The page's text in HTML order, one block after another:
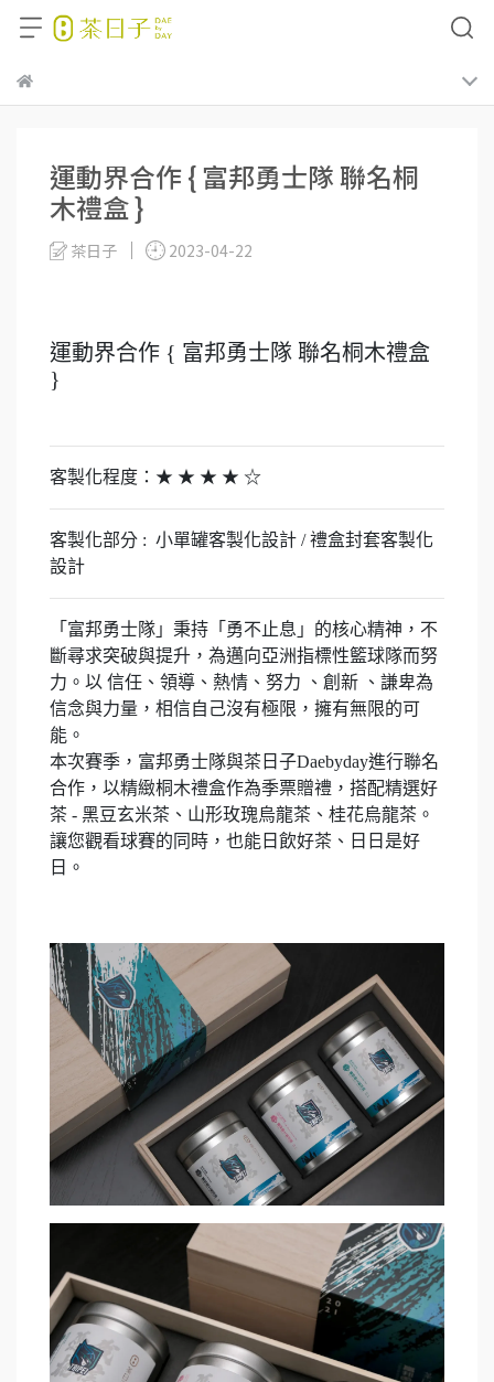
運動界合作 { 富邦勇士隊 聯名桐
木禮盒 }
茶日子 2023-04-22
運動界合作 { 富邦勇士隊 聯名桐木禮盒
}
客製化程度：★ ★ ★ ★ ☆
客製化部分 : 小單罐客製化設計 / 禮盒封套客製化
設計
「富邦勇士隊」秉持「勇不止息」的核心精神，不
斷尋求突破與提升，為邁向亞洲指標性籃球隊而努
力。以 信任、領導、熱情、努力 、創新 、謙卑為
信念與力量，相信自己沒有極限，擁有無限的可
能。
本次賽季，富邦勇士隊與茶日子Daebyday進行聯名
合作，以精緻桐木禮盒作為季票贈禮，搭配精選好
茶 - 黑豆玄米茶、山形玫瑰烏龍茶、桂花烏龍茶。
讓您觀看球賽的同時，也能日飲好茶、日日是好
日。